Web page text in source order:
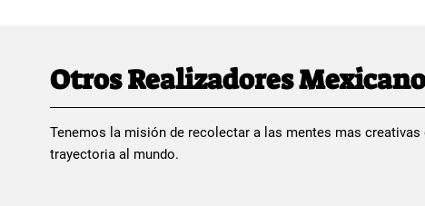
Otros Realizadores
Tenemos la misión de recolectar a las mentes mas
trayectoria al mundo.